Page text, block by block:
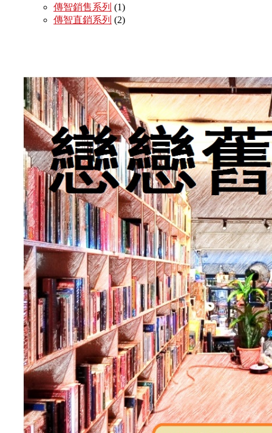
傳智銷售系列 (1)
傳智直銷系列 (2)